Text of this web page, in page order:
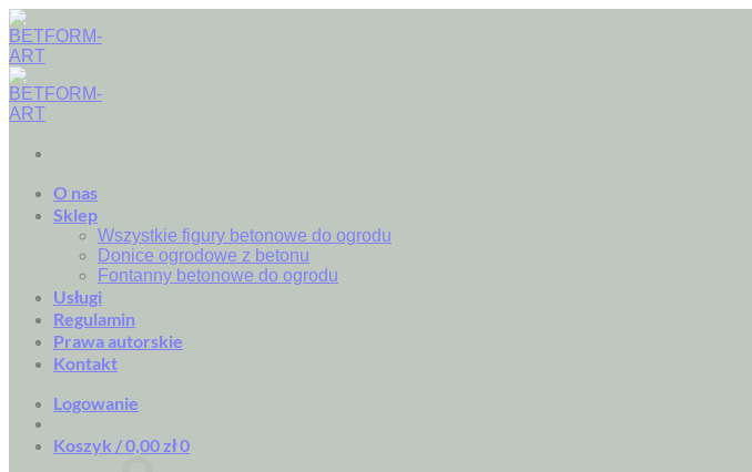
Przewiń
do
zawartości
O nas
Sklep
Wszystkie figury betonowe do ogrodu
Donice ogrodowe z betonu
Fontanny betonowe do ogrodu
Usługi
Regulamin
Prawa autorskie
Kontakt
Logowanie
Koszyk /0,00 zł0